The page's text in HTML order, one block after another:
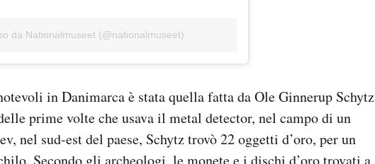
da Nationalmuseet (@nationalmuseet)
in Danimarca è stata quella fatta da Ole Ginnerup Schytz
prime volte che usava il metal detector, nel campo di un
nel sud-est del paese, Schytz trovò 22 oggetti d’oro, per un
Secondo gli archeologi, le monete e i dischi d’oro trovati a